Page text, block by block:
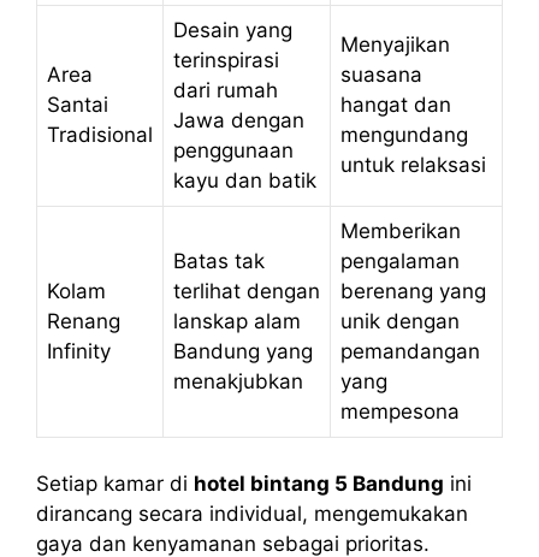
Area
Santai
Tradisional
Desain yang
terinspirasi
dari rumah
Jawa dengan
penggunaan
kayu dan batik
Menyajikan
suasana
hangat dan
mengundang
untuk relaksasi
Kolam
Renang
Infinity
Batas tak
terlihat dengan
lanskap alam
Bandung yang
menakjubkan
Memberikan
pengalaman
berenang yang
unik dengan
pemandangan
yang
mempesona
Setiap kamar di hotel bintang 5 Bandung ini
dirancang secara individual, mengemukakan
gaya dan kenyamanan sebagai prioritas.